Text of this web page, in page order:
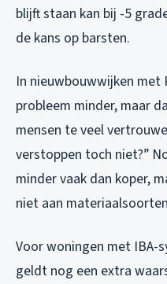
blijft staan kan bij -5
de kans op barsten.
In nieuwbouwwijken met
probleem minder, maar
mensen te veel
verstoppen toch niet?”
minder vaak dan koper,
niet aan
Voor woningen met IBA-
geldt nog een extra